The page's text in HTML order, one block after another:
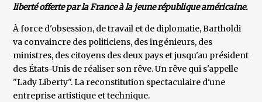
liberté offerte par la France à la jeune république américaine.
À force d'obsession, de travail et de diplomatie, Bartholdi
va convaincre des politiciens, des ingénieurs, des
ministres, des citoyens des deux pays et jusqu'au président
des États-Unis de réaliser son rêve. Un rêve qui s'appelle
"Lady Liberty". La reconstitution spectaculaire d'une
entreprise artistique et technique.